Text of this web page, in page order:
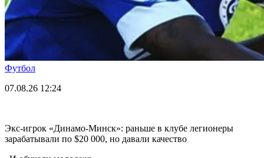
Футбол
07.08.26 12:24
Экс-игрок «Динамо-Минск»: раньше в клубе легионеры
зарабатывали по $20 000, но давали качество